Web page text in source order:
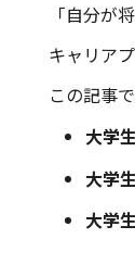
「自分が
キャリア
この記事
大学
大学
大学